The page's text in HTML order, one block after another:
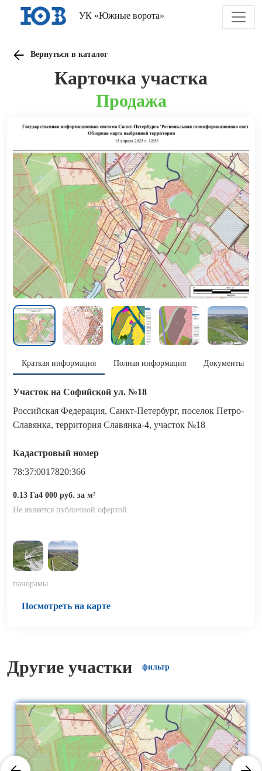
УК «Южные ворота»
Вернуться в каталог
Карточка участка
Продажа
Краткая информация Полная информация Документы
Участок на Софийской ул. №18
Российская Федерация, Санкт-Петербург, поселок Петро-
Славянка, территория Славянка-4, участок №18
Кадастровый номер
78:37:0017820:366
0.13 Га4 000 руб. за м²
Не является публичной офертой
панорамы
Посмотреть на карте
Другие участки фильтр